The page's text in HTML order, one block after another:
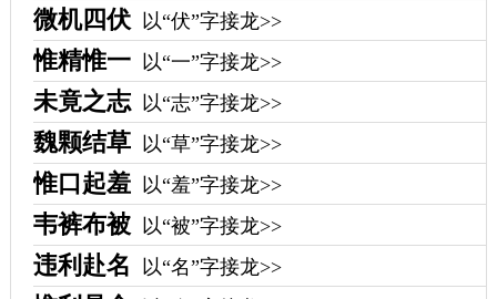
微机四伏 以“伏”字接龙>>
惟精惟一 以“一”字接龙>>
未竟之志 以“志”字接龙>>
魏颗结草 以“草”字接龙>>
惟口起羞 以“羞”字接龙>>
韦裤布被 以“被”字接龙>>
违利赴名 以“名”字接龙>>